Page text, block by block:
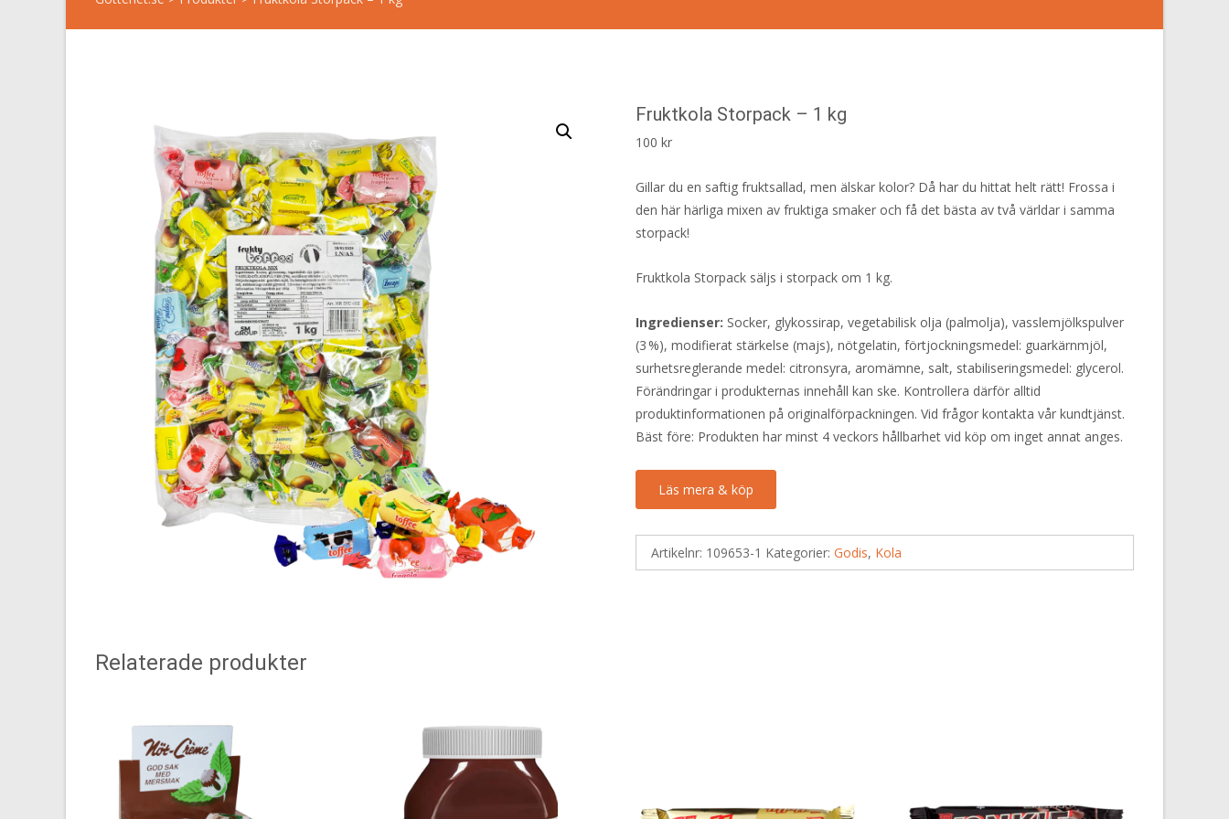
Fruktkola Storpack – 1 kg
100 kr
Gillar du en saftig fruktsallad, men älskar kolor? Då har du hittat helt rätt! Frossa i
den här härliga mixen av fruktiga smaker och få det bästa av två världar i samma
storpack!
Fruktkola Storpack säljs i storpack om 1 kg.
Ingredienser: Socker, glykossirap, vegetabilisk olja (palmolja), vasslemjölkspulver
(3 %), modifierat stärkelse (majs), nötgelatin, förtjockningsmedel: guarkärnmjöl,
surhetsreglerande medel: citronsyra, aromämne, salt, stabiliseringsmedel: glycerol.
Förändringar i produkternas innehåll kan ske. Kontrollera därför alltid
produktinformationen på originalförpackningen. Vid frågor kontakta vår kundtjänst.
Bäst före: Produkten har minst 4 veckors hållbarhet vid köp om inget annat anges.
Läs mera & köp
Artikelnr: 109653-1 Kategorier: Godis, Kola
Relaterade produkter